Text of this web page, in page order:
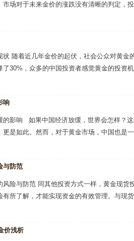
市场对于未来金价的涨跌没有清晰的判定，
状 随着近几年金价的起伏，社会公众对黄金
了30%，众多的中国投资者感觉黄金的投资
响
的影响 如果中国经济放缓，世界会怎样？
更是如此。然而，对于黄金市场，中国也是
与防范
风险与防范 同其他投资方式一样，黄金现
有所了解，才能实现资金的有效管理。与现
价浅析